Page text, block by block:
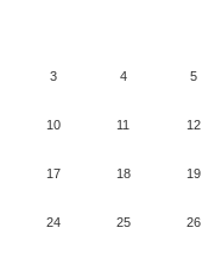
3 4 5
10 11 12
17 18 19
24 25 26